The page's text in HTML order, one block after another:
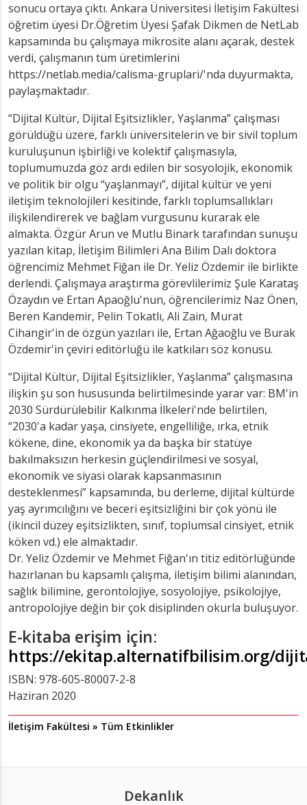
sonucu ortaya çıktı. Ankara Üniversitesi İletişim Fakültesi
öğretim üyesi Dr.Öğretim Üyesi Şafak Dikmen de NetLab
kapsamında bu çalışmaya mikrosite alanı açarak, destek
verdi, çalışmanın tüm üretimlerini
https://netlab.media/calisma-gruplari/'nda duyurmakta,
paylaşmaktadır.
“Dijital Kültür, Dijital Eşitsizlikler, Yaşlanma” çalışması
görüldüğü üzere, farklı üniversitelerin ve bir sivil toplum
kuruluşunun işbirliği ve kolektif çalışmasıyla,
toplumumuzda göz ardı edilen bir sosyolojik, ekonomik
ve politik bir olgu “yaşlanmayı”, dijital kültür ve yeni
iletişim teknolojileri kesitinde, farklı toplumsallıkları
ilişkilendirerek ve bağlam vurgusunu kurarak ele
almakta. Özgür Arun ve Mutlu Binark tarafından sunuşu
yazılan kitap, İletişim Bilimleri Ana Bilim Dalı doktora
öğrencimiz Mehmet Fiğan ile Dr. Yeliz Özdemir ile birlikte
derlendi. Çalışmaya araştırma görevlilerimiz Şule Karataş
Özaydın ve Ertan Apaoğlu'nun, öğrencilerimiz Naz Önen,
Beren Kandemir, Pelin Tokatlı, Ali Zain, Murat
Cihangir'in de özgün yazıları ile, Ertan Ağaoğlu ve Burak
Özdemir'in çeviri editörlüğü ile katkıları söz konusu.
“Dijital Kültür, Dijital Eşitsizlikler, Yaşlanma” çalışmasına
ilişkin şu son hususunda belirtilmesinde yarar var: BM'in
2030 Sürdürülebilir Kalkınma İlkeleri'nde belirtilen,
“2030'a kadar yaşa, cinsiyete, engelliliğe, ırka, etnik
kökene, dine, ekonomik ya da başka bir statüye
bakılmaksızın herkesin güçlendirilmesi ve sosyal,
ekonomik ve siyasi olarak kapsanmasının
desteklenmesi” kapsamında, bu derleme, dijital kültürde
yaş ayrımcılığını ve beceri eşitsizliğini bir çok yönü ile
(ikincil düzey eşitsizlikten, sınıf, toplumsal cinsiyet, etnik
köken vd.) ele almaktadır.
Dr. Yeliz Özdemir ve Mehmet Fiğan'ın titiz editörlüğünde
hazırlanan bu kapsamlı çalışma, iletişim bilimi alanından,
sağlık bilimine, gerontolojiye, sosyolojiye, psikolojiye,
antropolojiye değin bir çok disiplinden okurla buluşuyor.
E-kitaba erişim için:
https://ekitap.alternatifbilisim.org/
ISBN: 978-605-80007-2-8
Haziran 2020
İletişim Fakültesi » Tüm Etkinlikler
Dekanlık